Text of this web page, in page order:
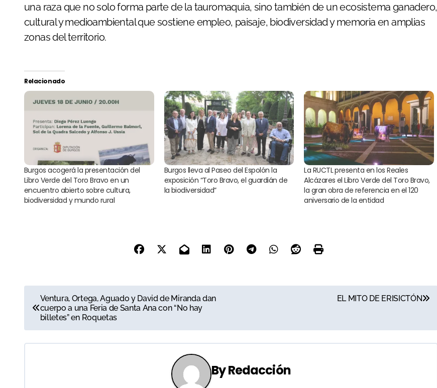
una raza que no solo forma parte de la tauromaquia, sino también de un ecosistema ganadero,
cultural y medioambiental que sostiene empleo, paisaje, biodiversidad y memoria en amplias
zonas del territorio.
Relacionado
Burgos acogerá la presentación del
Libro Verde del Toro Bravo en un
encuentro abierto sobre cultura,
biodiversidad y mundo rural
Burgos lleva al Paseo del Espolón la
exposición “Toro Bravo, el guardián de
la biodiversidad”
La RUCTL presenta en los Reales
Alcázares el Libro Verde del Toro Bravo,
la gran obra de referencia en el 120
aniversario de la entidad
a
v
Ventura, Ortega, Aguado y David de Miranda dan
cuerpo a una Feria de Santa Ana con “No hay
billetes” en Roquetas
EL MITO DE ERISICTÓN
ByRedacción